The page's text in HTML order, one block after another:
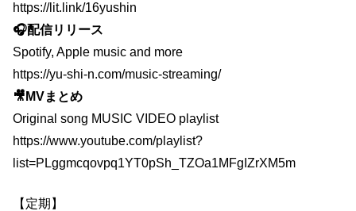
https://lit.link/16yushin
🎧配信リリース
Spotify, Apple music and more
https://yu-shi-n.com/music-streaming/
🎥MVまとめ
Original song MUSIC VIDEO playlist
https://www.youtube.com/playlist?
list=PLggmcqovpq1YT0pSh_TZOa1MFgIZrXM5m
【定期】